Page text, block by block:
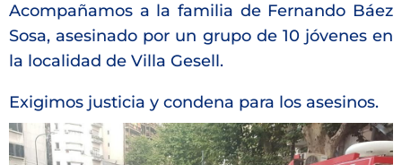
Acompañamos a la familia de Fernando Báez
Sosa, asesinado por un grupo de 10 jóvenes en
la localidad de Villa Gesell.
Exigimos justicia y condena para los asesinos.